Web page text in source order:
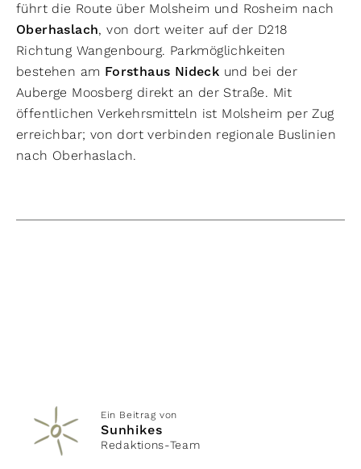
führt die Route über Molsheim und Rosheim nach
Oberhaslach, von dort weiter auf der D218
Richtung Wangenbourg. Parkmöglichkeiten
bestehen am Forsthaus Nideck und bei der
Auberge Moosberg direkt an der Straße. Mit
öffentlichen Verkehrsmitteln ist Molsheim per Zug
erreichbar; von dort verbinden regionale Buslinien
nach Oberhaslach.
Ein Beitrag von
Sunhikes
Redaktions-Team